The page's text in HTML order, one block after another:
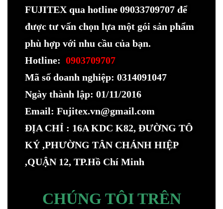
FUJITEX qua hotline 09033709707 để
được tư vấn chọn lựa một gói sản phẩm
phù hợp với nhu cầu của bạn.
Hotline: 0903709707
Mã số doanh nghiệp: 0314091047
Ngày thành lập: 01/11/2016
Email: Fujitex.vn@gmail.com
ĐỊA CHỈ : 16A KDC K82, ĐƯỜNG TÔ
KÝ ,PHƯỜNG TÂN CHÁNH HIỆP
,QUẬN 12, TP.Hồ Chí Minh
CHÚNG TÔI TRÊN